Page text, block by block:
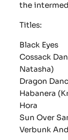
the
Titles:
Black Eyes
Cossack
Natasha)
Dragon
Habanera
Hora
Sun Over
Verbunk